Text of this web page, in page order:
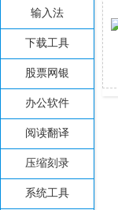
输入法
下载工具
股票网银
办公软件
阅读翻译
压缩刻录
系统工具